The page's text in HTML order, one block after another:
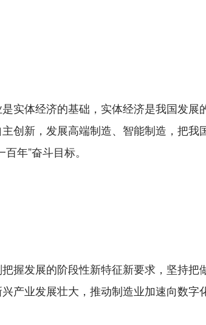
体经济的基础，实体经济是我国发展
创新，发展高端制造、智能制造，把
年”奋斗目标。
发展的阶段性新特征新要求，坚持把
产业发展壮大，推动制造业加速向数字